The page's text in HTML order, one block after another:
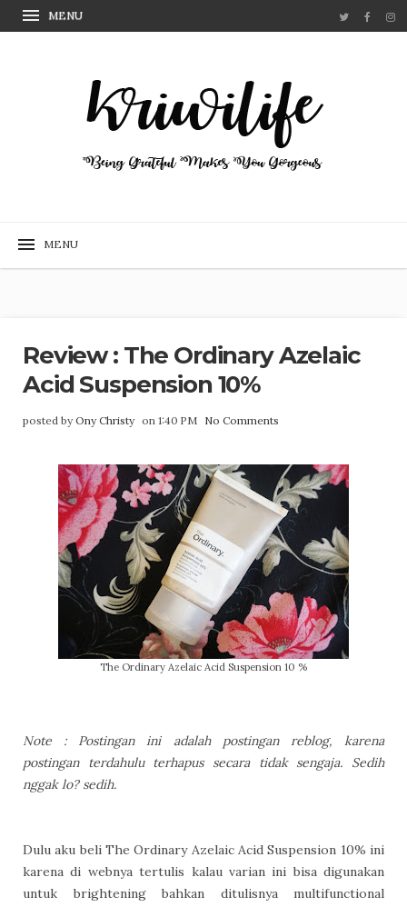
Review : The Ordinary Azelaic
Acid Suspension 10%
posted byOny Christy on 1:40 PM No Comments
The Ordinary Azelaic Acid Suspension 10 %
Note : Postingan ini adalah postingan reblog, karena
postingan terdahulu terhapus secara tidak sengaja. Sedih
nggak lo? sedih.
Dulu aku beli The Ordinary Azelaic Acid Suspension 10% ini
karena di webnya tertulis kalau varian ini bisa digunakan
untuk brightening bahkan ditulisnya multifunctional